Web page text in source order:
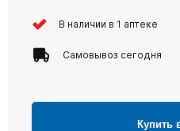
В наличии в 1 аптеке
Самовывоз сегодня
Купить